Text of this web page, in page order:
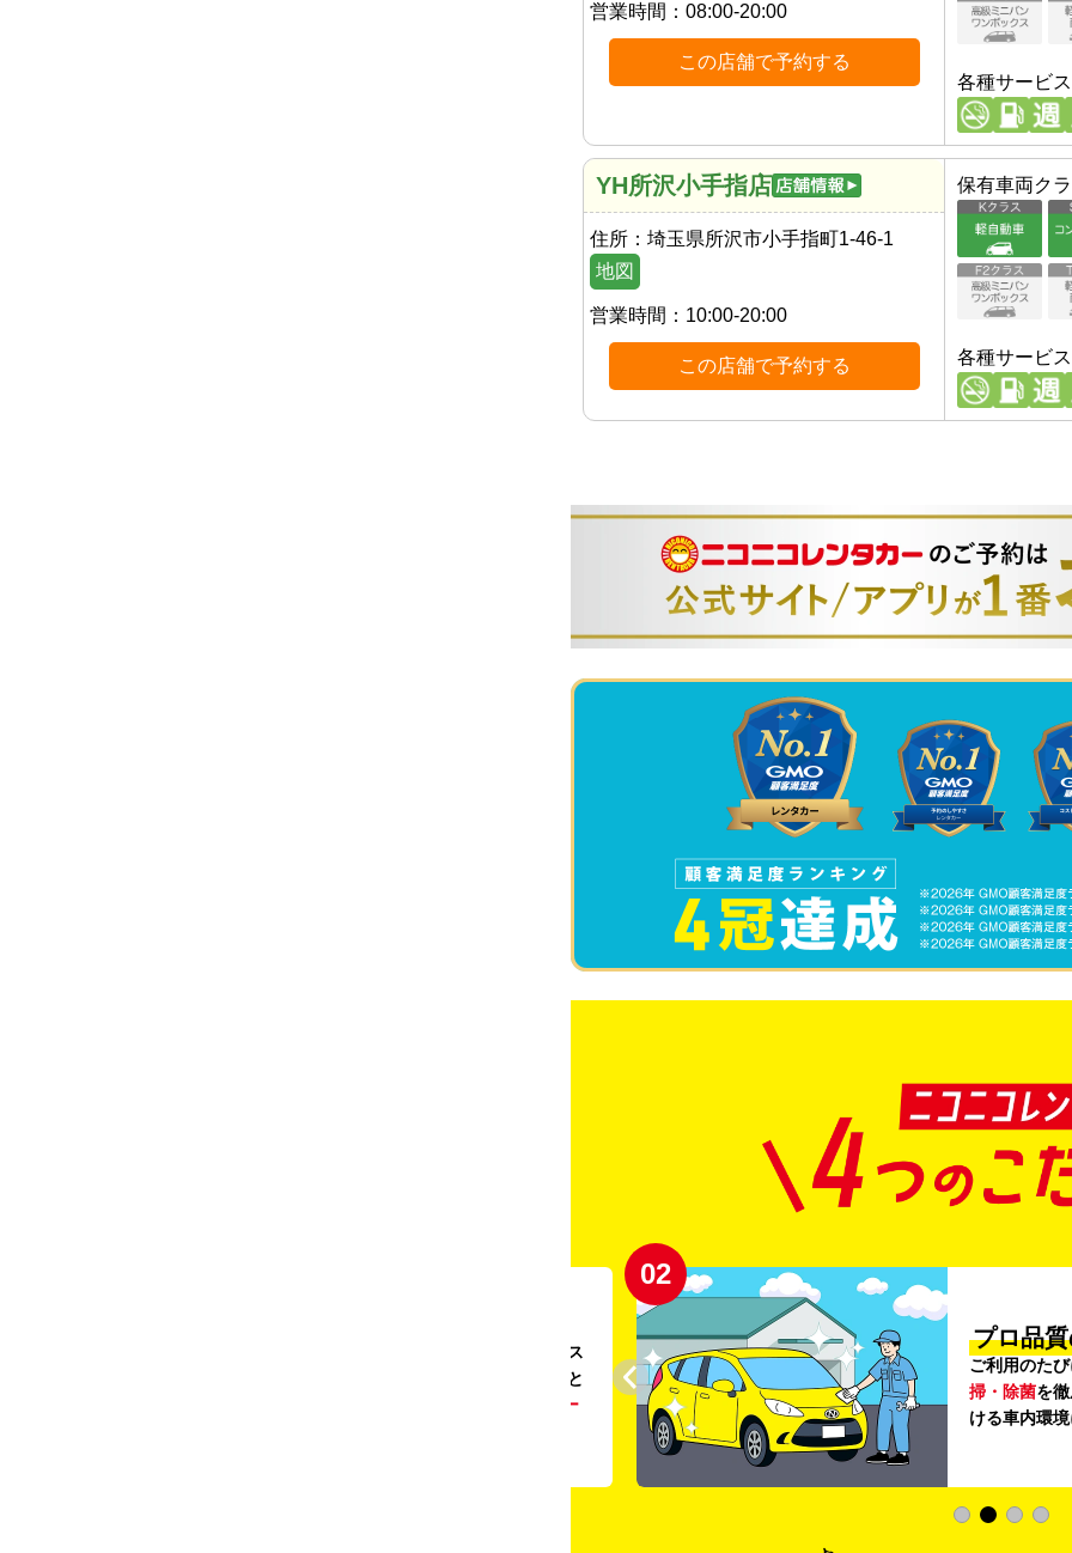
営業時間： 08:00-20:00
この店舗で予約する
各種サービス
YH所沢小手指店
住所： 埼玉県所沢市小手指町1-46-1
地図
営業時間： 10:00-20:00
この店舗で予約する
保有車両ク
各種サービス
。ガソリンス
タンドや整備工場の既存インフラを活用すること
リー
02
プロ品
ご利用のた
掃・除菌を
ける車内環